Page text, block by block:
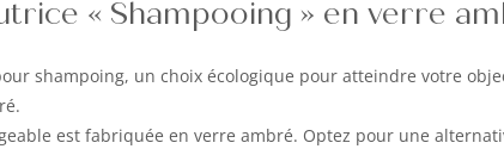
« Shampooing » en verre
shampoing, un choix écologique pour atteindre votre
est fabriquée en verre ambré. Optez pour une